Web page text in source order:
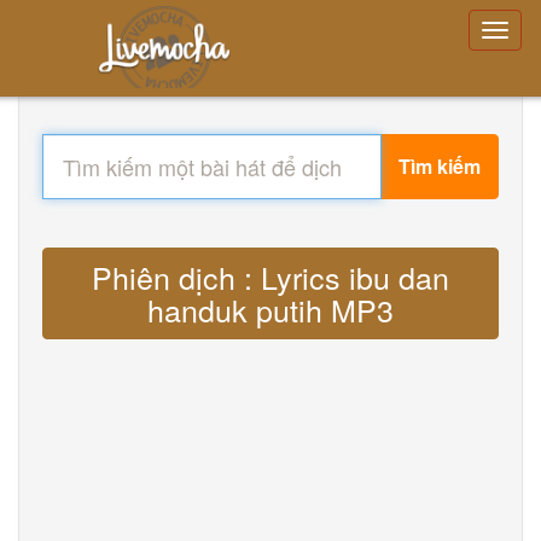
Tìm kiếm
Phiên dịch : Lyrics ibu dan
handuk putih MP3